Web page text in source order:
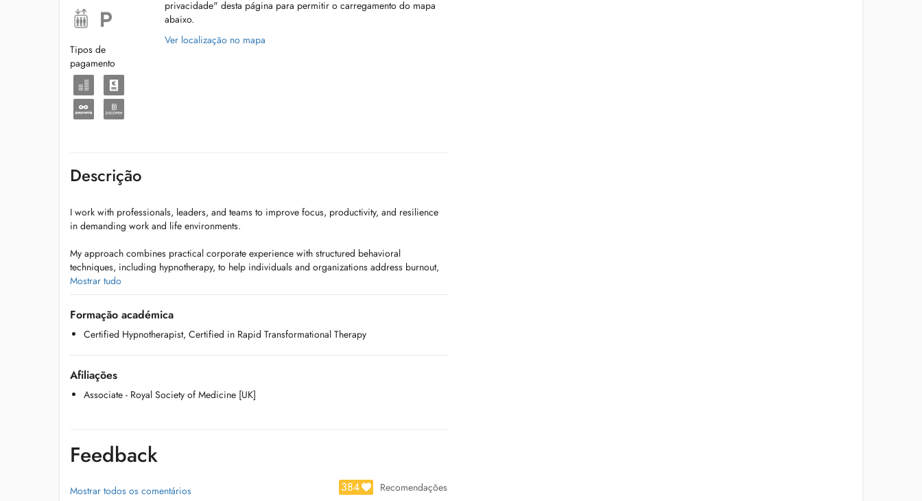
Tipos de
pagamento
privacidade" desta página para permitir o carregamento do mapa
abaixo.
Ver localização no mapa
Descrição
I work with professionals, leaders, and teams to improve focus, productivity, and resilience
in demanding work and life environments.
My approach combines practical corporate experience with structured behavioral
techniques, including hypnotherapy, to help individuals and organizations address burnout,
improve focus, and navigate complex professional and personal challenges.
I deliver workshops for organizations on burnout prevention, productivity and leadership
resilience. I also provide one-to-one support to professionals and couples, helping you clarify
decisions, strengthen relationships, and regain stability under pressure.
Mostrar tudo
Formação académica
Certified Hypnotherapist, Certified in Rapid Transformational Therapy
Afiliações
Associate - Royal Society of Medicine [UK]
Feedback
Mostrar todos os comentários 384 Recomendações